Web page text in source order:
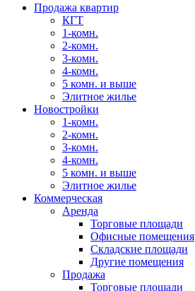
Продажа квартир
КГТ
1-комн.
2-комн.
3-комн.
4-комн.
5 комн. и выше
Элитное жилье
Новостройки
1-комн.
2-комн.
3-комн.
4-комн.
5 комн. и выше
Элитное жилье
Коммерческая
Аренда
Торговые площади
Офисные помещения
Складские площади
Другие помещения
Продажа
Торговые площади